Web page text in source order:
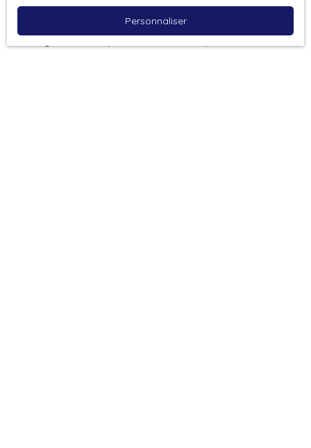
de la ville, on retrouve un aménagement intérieur
optimisé et rationnel offrant un certain confort de
vie grâce aux espaces lumineux et spacieux. "
Personnaliser